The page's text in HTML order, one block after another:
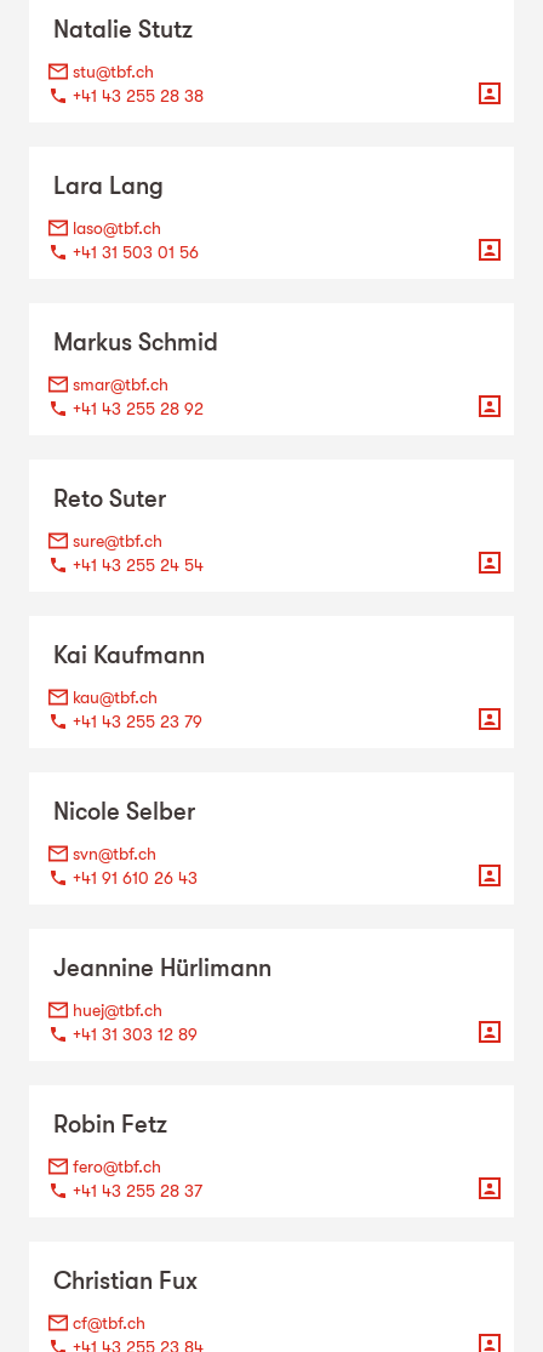
Natalie Stutz
stu@tbf.ch
+41 43 255 28 38
Lara Lang
laso@tbf.ch
+41 31 503 01 56
Markus Schmid
smar@tbf.ch
+41 43 255 28 92
Reto Suter
sure@tbf.ch
+41 43 255 24 54
Kai Kaufmann
kau@tbf.ch
+41 43 255 23 79
Nicole Selber
svn@tbf.ch
+41 91 610 26 43
Jeannine Hürlimann
huej@tbf.ch
+41 31 303 12 89
Robin Fetz
fero@tbf.ch
+41 43 255 28 37
Christian Fux
cf@tbf.ch
+41 43 255 23 84